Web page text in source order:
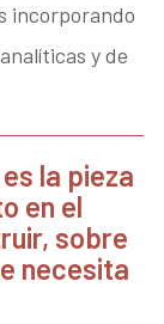
incorporando
y de
la pieza
en el
sobre
necesita